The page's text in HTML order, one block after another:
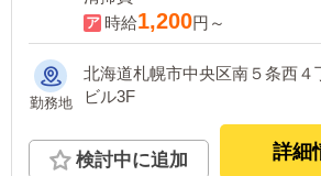
時給1,200円～
勤務地
北海道札幌市中央区南５条西４
ビル3F
検討中に追加 詳細